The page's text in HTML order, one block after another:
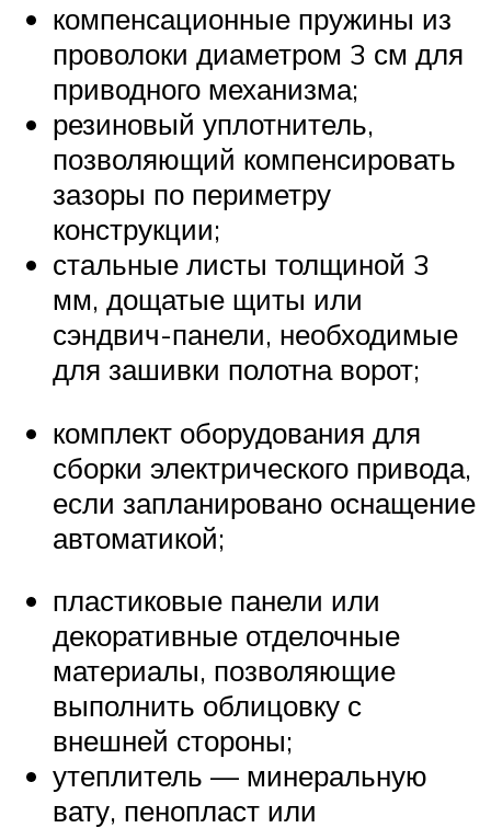
компенсационные пружины из
проволоки диаметром 3 см для
приводного механизма;
резиновый уплотнитель,
позволяющий компенсировать
зазоры по периметру
конструкции;
стальные листы толщиной 3
мм, дощатые щиты или
сэндвич-панели, необходимые
для зашивки полотна ворот;
комплект оборудования для
сборки электрического привода,
если запланировано оснащение
автоматикой;
пластиковые панели или
декоративные отделочные
материалы, позволяющие
выполнить облицовку с
внешней стороны;
утеплитель — минеральную
вату, пенопласт или